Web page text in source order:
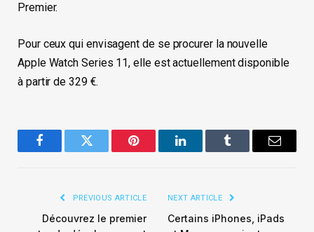
Premier.
Pour ceux qui envisagent de se procurer la nouvelle
Apple Watch Series 11, elle est actuellement disponible
à partir de 329 €.
FacebookTwitter Pinterest LinkedInTumblr Email
PREVIOUS ARTICLE
Découvrez le premier
NEXT ARTICLE
Certains iPhones, iPads